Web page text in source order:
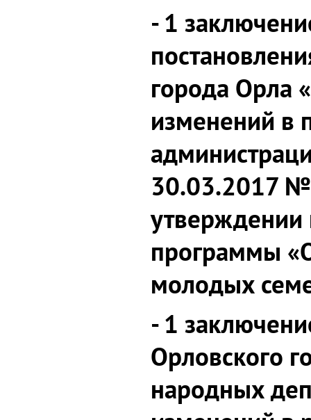
- 1
города Орла
изменений в
30.03.2017
программы
молодых
- 1
Орловского
народных